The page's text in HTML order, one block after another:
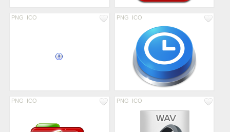
PNG ICO PNG ICO
PNG ICO PNG ICO